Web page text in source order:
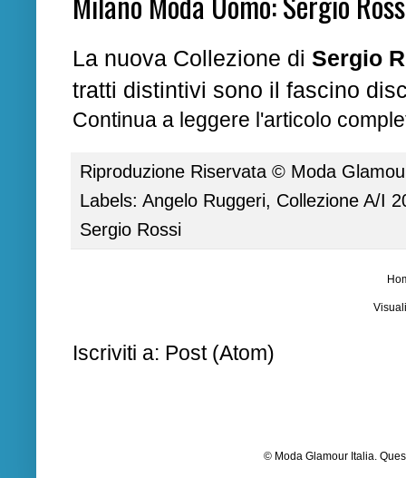
La nuova Collezione di Sergio
tratti distintivi sono il fascino
Continua a leggere l'articolo
Riproduzione Riservata © Moda
Labels: Angelo Ruggeri
Collezione A/I
Sergio Rossi
Iscriviti a: Post (Atom)
© Moda Glamour Italia.